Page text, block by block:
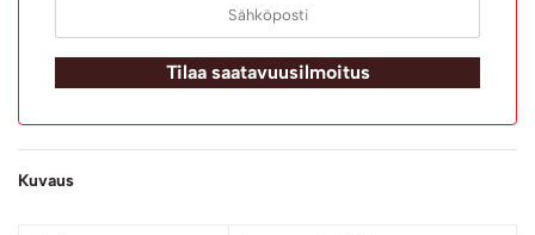
Tilaa saatavuusilmoitus
Kuvaus